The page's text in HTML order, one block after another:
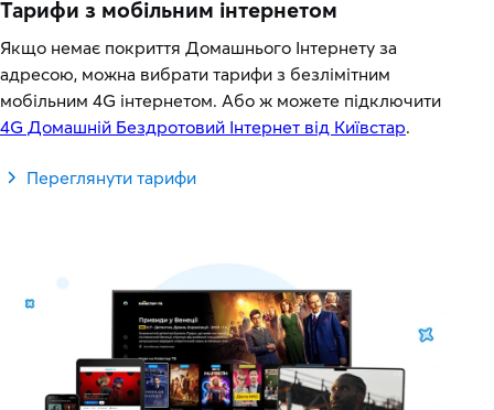
Тарифи з мобільним інтернетом
Якщо немає покриття Домашнього Інтернету за
адресою, можна вибрати тарифи з безлімітним
мобільним 4G інтернетом. Або ж можете підключити
4G Домашній Бездротовий Інтернет від Київстар.
Переглянути тарифи